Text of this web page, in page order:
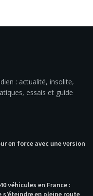
: actualité, insolite,
essais et guide
en force avec une version
véhicules en France :
en pleine route